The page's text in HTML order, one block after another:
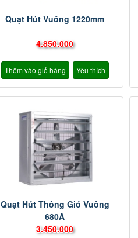
Quạt Hút Vuông 1220mm
4.850.000
Thêm vào giỏ hàng Yêu thích
Quạt Hút Thông Gió Vuông
680A
3.450.000